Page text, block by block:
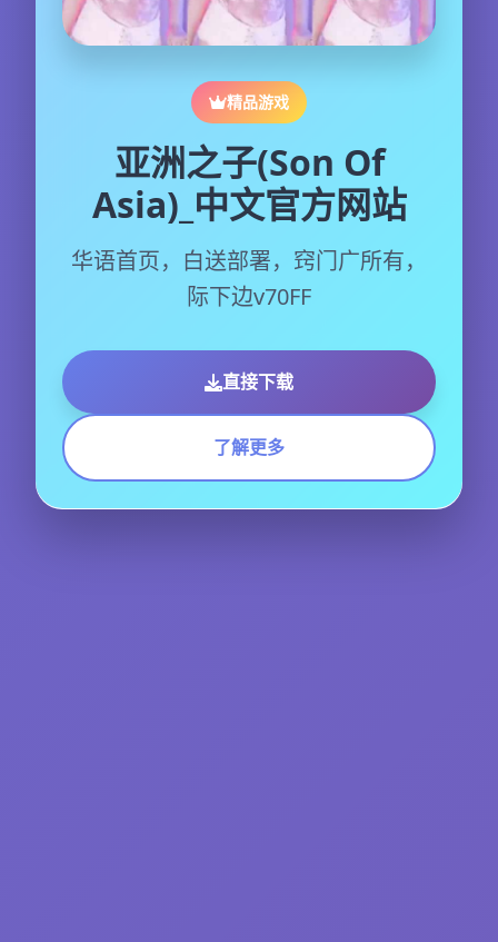
精品游戏
亚洲之子(Son Of
Asia)_中文官方网站
华语首页，白送部署，窍门广所有，
际下边v70FF
直接下载
了解更多